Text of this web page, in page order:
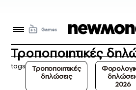
Τροποποιητικές
tags
Τροποποιητικές
δηλώσεις
2026